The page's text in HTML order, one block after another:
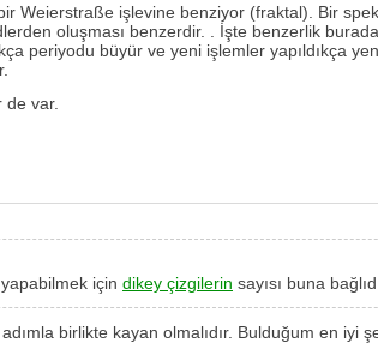
Weierstraße işlevine benziyor (fraktal). Bir
oluşması benzerdir. . İşte benzerlik
periyodu büyür ve yeni işlemler yapıldıkça
de var.
için dikey çizgilerin sayısı buna
birlikte kayan olmalıdır. Bulduğum en